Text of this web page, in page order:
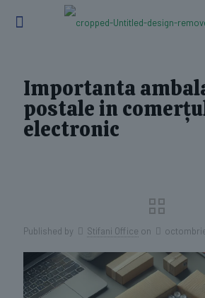
Importanta
postale in
electronic
Published by Stifani Office on